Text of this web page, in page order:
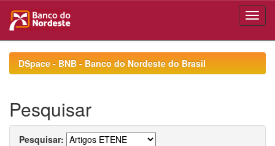
navigationDSpace - BNB - Banco do Nordeste do Brasil
Pesquisar
Pesquisar: